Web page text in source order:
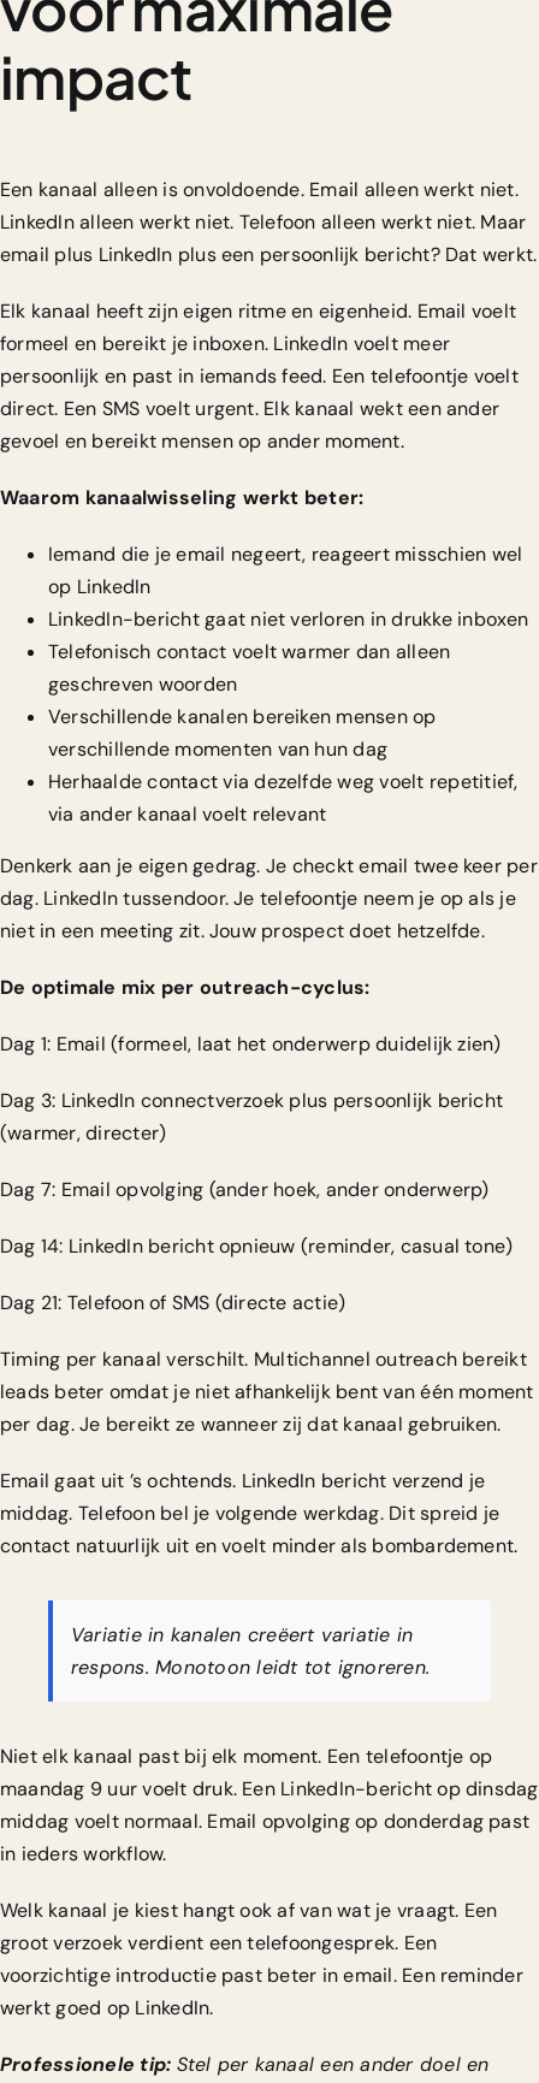
impact
Een kanaal alleen is onvoldoende. Email alleen werkt niet.
LinkedIn alleen werkt niet. Telefoon alleen werkt niet. Maar
email plus LinkedIn plus een persoonlijk bericht? Dat werkt.
Elk kanaal heeft zijn eigen ritme en eigenheid. Email voelt
formeel en bereikt je inboxen. LinkedIn voelt meer
persoonlijk en past in iemands feed. Een telefoontje voelt
direct. Een SMS voelt urgent. Elk kanaal wekt een ander
gevoel en bereikt mensen op ander moment.
Waarom kanaalwisseling werkt beter:
Iemand die je email negeert, reageert misschien wel
op LinkedIn
LinkedIn-bericht gaat niet verloren in drukke inboxen
Telefonisch contact voelt warmer dan alleen
geschreven woorden
Verschillende kanalen bereiken mensen op
verschillende momenten van hun dag
Herhaalde contact via dezelfde weg voelt repetitief,
via ander kanaal voelt relevant
Denkerk aan je eigen gedrag. Je checkt email twee keer per
dag. LinkedIn tussendoor. Je telefoontje neem je op als je
niet in een meeting zit. Jouw prospect doet hetzelfde.
De optimale mix per outreach-cyclus:
Dag 1: Email (formeel, laat het onderwerp duidelijk zien)
Dag 3: LinkedIn connectverzoek plus persoonlijk bericht
(warmer, directer)
Dag 7: Email opvolging (ander hoek, ander onderwerp)
Dag 14: LinkedIn bericht opnieuw (reminder, casual tone)
Dag 21: Telefoon of SMS (directe actie)
Timing per kanaal verschilt. Multichannel outreach bereikt
leads beter omdat je niet afhankelijk bent van één moment
per dag. Je bereikt ze wanneer zij dat kanaal gebruiken.
Email gaat uit ’s ochtends. LinkedIn bericht verzend je
middag. Telefoon bel je volgende werkdag. Dit spreid je
contact natuurlijk uit en voelt minder als bombardement.
Variatie in kanalen creëert variatie in
respons. Monotoon leidt tot ignoreren.
Niet elk kanaal past bij elk moment. Een telefoontje op
maandag 9 uur voelt druk. Een LinkedIn-bericht op dinsdag
middag voelt normaal. Email opvolging op donderdag past
in ieders workflow.
Welk kanaal je kiest hangt ook af van wat je vraagt. Een
groot verzoek verdient een telefoongesprek. Een
voorzichtige introductie past beter in email. Een reminder
werkt goed op LinkedIn.
Professionele tip: Stel per kanaal een ander doel en